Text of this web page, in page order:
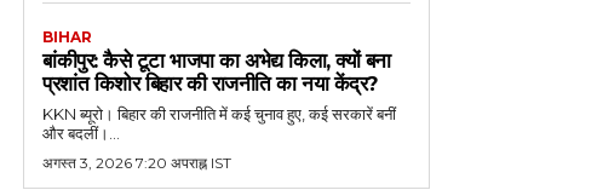
BIHAR
बांकीपुर: कैसे टूटा भाजपा का अभेद्य किला, क्यों बना
प्रशांत किशोर बिहार की राजनीति का नया केंद्र?
KKN ब्यूरो। बिहार की राजनीति में कई चुनाव हुए, कई सरकारें बनीं
और बदलीं।...
अगस्त 3, 2026 7:20 अपराह्न IST